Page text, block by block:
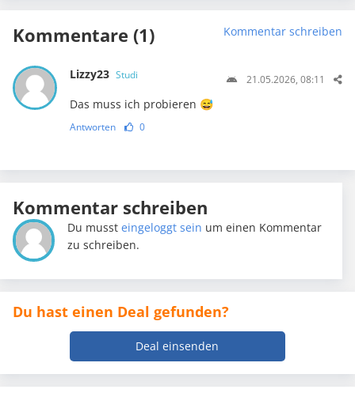
Kommentare (1) Kommentar schreiben
Lizzy23 Studi 21.05.2026, 08:11
Das muss ich probieren 😅
Antworten 0
Kommentar schreiben
Du mussteingeloggt sein um einen Kommentar
zu schreiben.
Du hast einen Deal gefunden?
Deal einsenden